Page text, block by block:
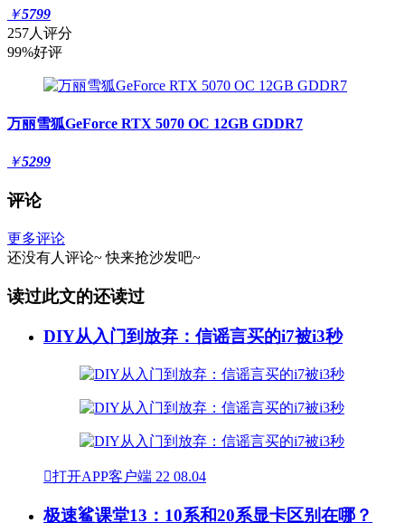
￥5799
257人评分
99%好评
万丽雪狐GeForce RTX 5070 OC 12GB GDDR7
￥5299
评论
更多评论
还没有人评论~ 快来抢沙发吧~
读过此文的还读过
DIY从入门到放弃：信谣言买的i7被i3秒
打开APP客户端 22 08.04
极速鲨课堂13：10系和20系显卡区别在哪？